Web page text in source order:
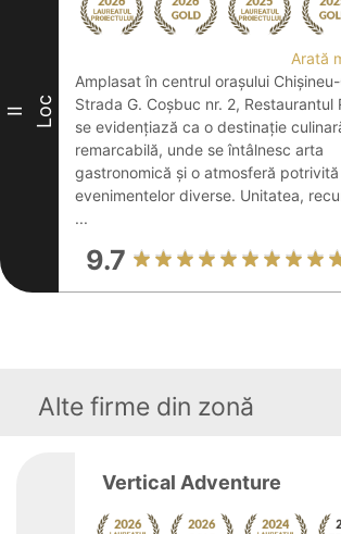
II Loc
Arată
Amplasat în centrul orașului
Strada G. Coșbuc nr. 2, Restaurantul
se evidențiază ca o destinație
remarcabilă, unde se întâlnesc arta
gastronomică și o atmosferă potrivită
evenimentelor diverse. Unitatea,
...
9.7
Alte firme din zonă
Vertical Adventure